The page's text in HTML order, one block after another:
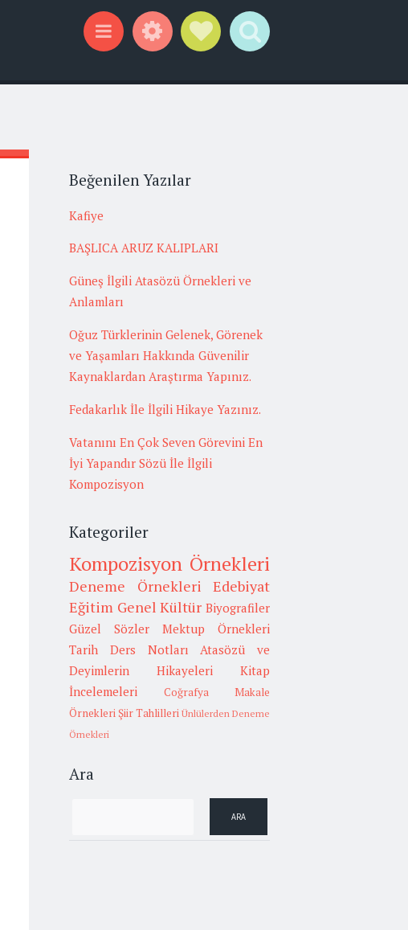
Beğenilen Yazılar
Kafiye
BAŞLICA ARUZ KALIPLARI
Güneş İlgili Atasözü Örnekleri ve
Anlamları
Oğuz Türklerinin Gelenek, Görenek
ve Yaşamları Hakkında Güvenilir
Kaynaklardan Araştırma Yapınız.
Fedakarlık İle İlgili Hikaye Yazınız.
Vatanını En Çok Seven Görevini En
İyi Yapandır Sözü İle İlgili
Kompozisyon
Kategoriler
Kompozisyon Örnekleri
Deneme Örnekleri
Edebiyat
Eğitim Genel Kültür Biyografiler
Güzel Sözler
Mektup Örnekleri
Tarih
Ders Notları
Atasözü ve
Deyimlerin Hikayeleri
Kitap
İncelemeleri
Coğrafya
Makale
Örnekleri Şiir Tahlilleri Ünlülerden Deneme
Örnekleri
Ara